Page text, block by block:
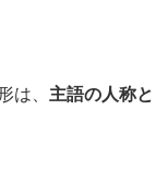
は、 主語の人称と